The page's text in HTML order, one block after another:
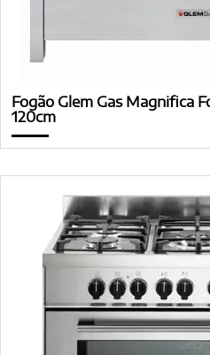
Fogão Glem Gas Magnifica
120cm